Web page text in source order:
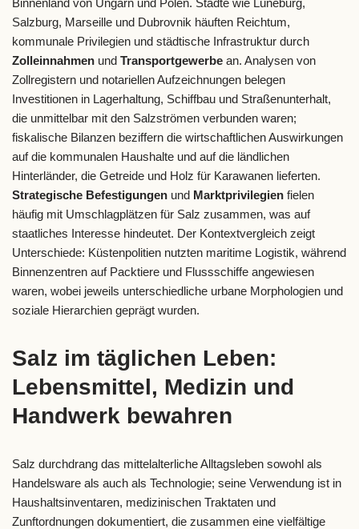
Binnenland von Ungarn und Polen. Städte wie Lüneburg,
Salzburg, Marseille und Dubrovnik häuften Reichtum,
kommunale Privilegien und städtische Infrastruktur durch
Zolleinnahmen und Transportgewerbe an. Analysen von
Zollregistern und notariellen Aufzeichnungen belegen
Investitionen in Lagerhaltung, Schiffbau und Straßenunterhalt,
die unmittelbar mit den Salzströmen verbunden waren;
fiskalische Bilanzen beziffern die wirtschaftlichen Auswirkungen
auf die kommunalen Haushalte und auf die ländlichen
Hinterländer, die Getreide und Holz für Karawanen lieferten.
Strategische Befestigungen und Marktprivilegien fielen
häufig mit Umschlagplätzen für Salz zusammen, was auf
staatliches Interesse hindeutet. Der Kontextvergleich zeigt
Unterschiede: Küstenpolitien nutzten maritime Logistik, während
Binnenzentren auf Packtiere und Flussschiffe angewiesen
waren, wobei jeweils unterschiedliche urbane Morphologien und
soziale Hierarchien geprägt wurden.
Salz im täglichen Leben:
Lebensmittel, Medizin und
Handwerk bewahren
Salz durchdrang das mittelalterliche Alltagsleben sowohl als
Handelsware als auch als Technologie; seine Verwendung ist in
Haushaltsinventaren, medizinischen Traktaten und
Zunftordnungen dokumentiert, die zusammen eine vielfältige